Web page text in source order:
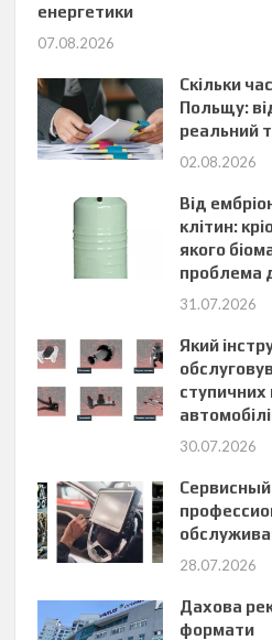
енергетики
07.08.2026
Скільки
Польщу:
реальний
02.08.2026
Від
клітин:
якого
проблема
31.07.2026
Який
ступичних
30.07.2026
28.07.2026
Дахова
формати